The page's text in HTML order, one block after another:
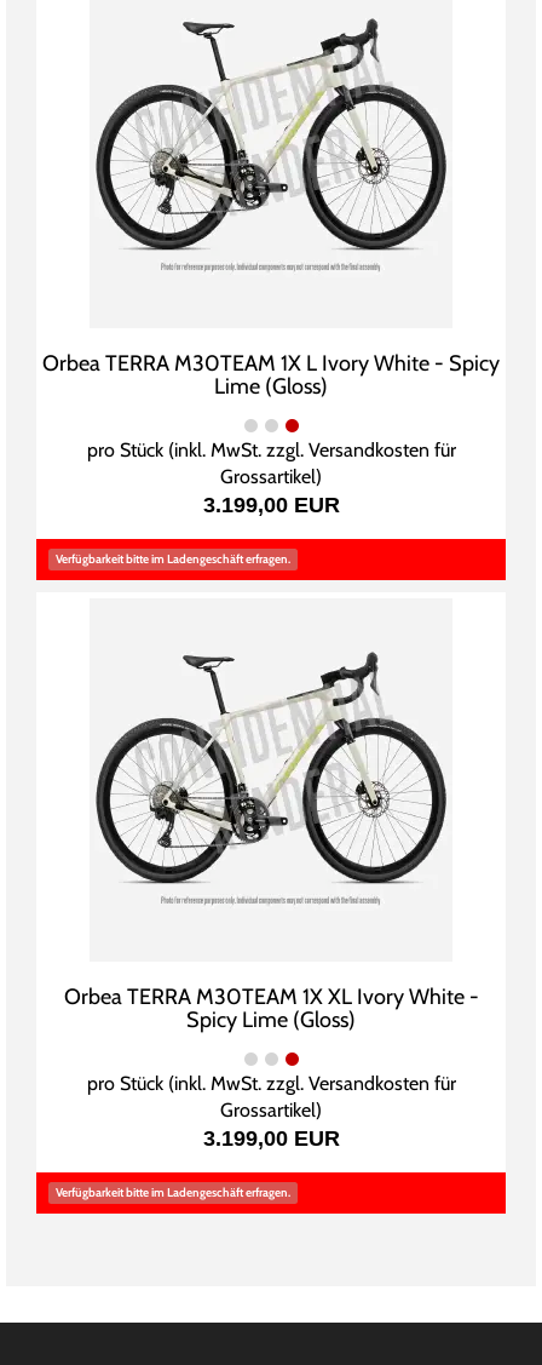
Orbea TERRA M30TEAM 1X L Ivory White - Spicy
Lime (Gloss)
pro Stück (inkl. MwSt. zzgl. Versandkosten für
Grossartikel)
3.199,00 EUR
Verfügbarkeit bitte im Ladengeschäft erfragen.
Orbea TERRA M30TEAM 1X XL Ivory White -
Spicy Lime (Gloss)
pro Stück (inkl. MwSt. zzgl. Versandkosten für
Grossartikel)
3.199,00 EUR
Verfügbarkeit bitte im Ladengeschäft erfragen.